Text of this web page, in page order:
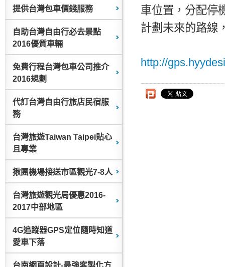
提供台灣包車價錢服務
自助台灣自由行必去景點
2016優質車輛
免費行程台灣包車公司推介
2016規劃
代訂台灣自由行旅店民宿服
務
台灣旅遊Taiwan Taipei貼心
且專業
揪團機場接送市區觀光7-8人
台灣旅遊觀光局優惠2016-
2017中部地區
4G追蹤器GPS定位隨時知道
愛車下落
台南網頁設計-最強客製化方
車位置，分配停
計劃未來的路線
http://